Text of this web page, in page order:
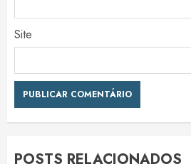
Site
POSTS RELACIONADOS